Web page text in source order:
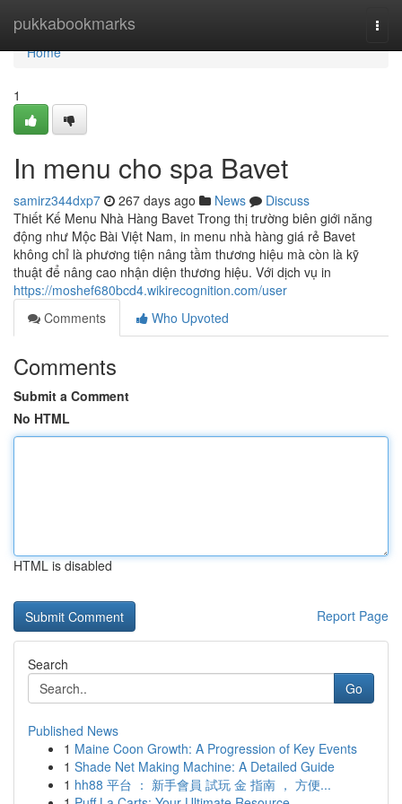
pukkabookmarks
Home
Home
1
In menu cho spa Bavet
samirz344dxp7 267 days ago News
Discuss
Thiết Kế Menu Nhà Hàng Bavet Trong thị trường biên giới năng
động như Mộc Bài Việt Nam, in menu nhà hàng giá rẻ Bavet
không chỉ là phương tiện nâng tầm thương hiệu mà còn là kỹ
thuật để nâng cao nhận diện thương hiệu. Với dịch vụ in
https://moshef680bcd4.wikirecognition.com/user
Comments
Who Upvoted
Comments
Submit a Comment
No HTML
HTML is disabled
Report Page
Search
Go
Published News
1 Maine Coon Growth: A Progression of Key Events
1 Shade Net Making Machine: A Detailed Guide
1 hh88 平台 ： 新手會員 試玩 金 指南 ， 方便...